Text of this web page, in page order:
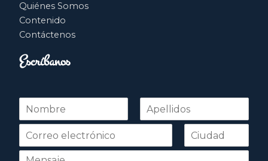
Quiénes Somos
Contenido
Contáctenos
Escríbanos
N
m
r
Nombre Apellidos